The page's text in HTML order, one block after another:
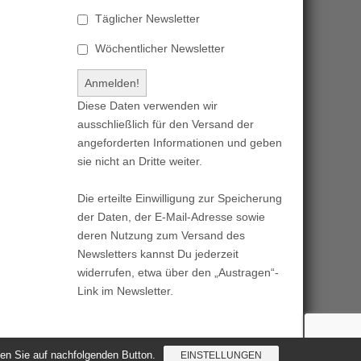
Täglicher Newsletter
Wöchentlicher Newsletter
Diese Daten verwenden wir
ausschließlich für den Versand der
angeforderten Informationen und geben
sie nicht an Dritte weiter.
Die erteilte Einwilligung zur Speicherung
der Daten, der E-Mail-Adresse sowie
deren Nutzung zum Versand des
Newsletters kannst Du jederzeit
widerrufen, etwa über den „Austragen“-
Link im Newsletter.
Sie auf nachfolgenden Button. EINSTELLUNGEN